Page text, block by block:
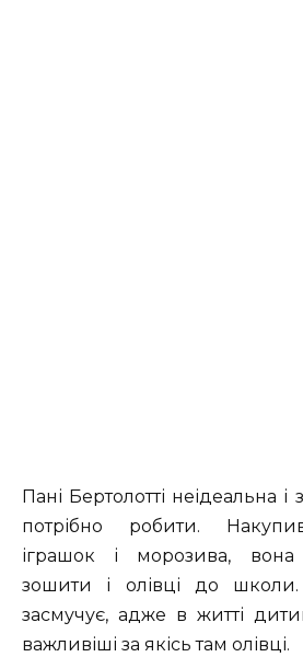
Пані Бертолотті неідеальна
потрібно робити.
іграшок і морозива, вона
зошити і олівці до
засмучує, адже в житті
важливіші за якісь там олівці.